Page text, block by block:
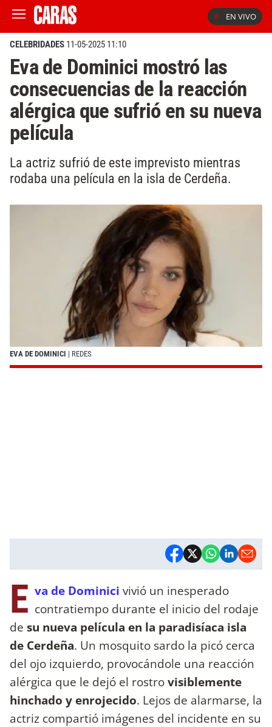
EN VIVO
CELEBRIDADES 11-05-2025 11:10
Eva de Dominici mostró las
consecuencias de la reacción
alérgica que sufrió en su nueva
película
La actriz sufrió de este imprevisto mientras
rodaba una película en la isla de Cerdeña.
EVA DE DOMINICI | REDES
E va de Dominici vivió un inesperado
contratiempo durante el inicio del rodaje
de su nueva película en la paradisíaca isla
de Cerdeña. Un mosquito sardo la picó cerca
del ojo izquierdo, provocándole una reacción
alérgica que le dejó el rostrovisiblemente
hinchado y enrojecido. Lejos de alarmarse, la
actriz compartió imágenes del incidente en su